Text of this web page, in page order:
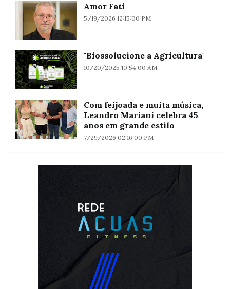
Amor Fati
5/19/2026 12:15:00 PM
"Biossolucione a Agricultura"
10/20/2025 10:54:00 AM
Com feijoada e muita música,
Leandro Mariani celebra 45
anos em grande estilo
7/29/2026 02:16:00 PM